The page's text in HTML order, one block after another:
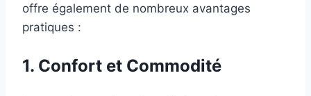
offre également de nombreux avantages
pratiques :
1. Confort et Commodité